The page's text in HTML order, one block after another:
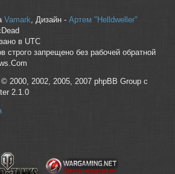
Vamark, Дизайн - Артем "Helldweller"
в UTC
строго запрещено без рабочей обратной
2000, 2002, 2005, 2007 phpBB Group с
2.1.0